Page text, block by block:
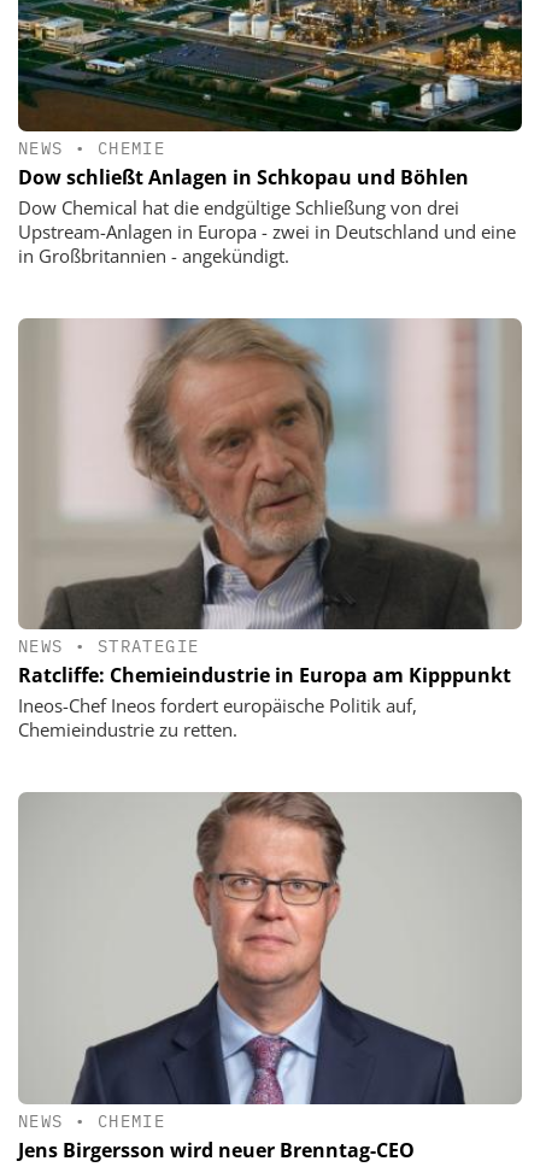
NEWS • CHEMIE
Dow schließt Anlagen in Schkopau und Böhlen
Dow Chemical hat die endgültige Schließung von drei
Upstream-Anlagen in Europa - zwei in Deutschland und eine
in Großbritannien - angekündigt.
NEWS • STRATEGIE
Ratcliffe: Chemieindustrie in Europa am Kipppunkt
Ineos-Chef Ineos fordert europäische Politik auf,
Chemieindustrie zu retten.
NEWS • CHEMIE
Jens Birgersson wird neuer Brenntag-CEO